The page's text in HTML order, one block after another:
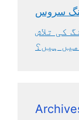
سروس
کی تلاش
میں ہیں؟